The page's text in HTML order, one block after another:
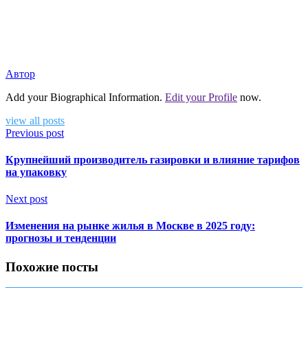
Автор
Add your Biographical Information. Edit your Profile now.
view all posts
Previous post
Крупнейший производитель газировки и влияние тарифов
на упаковку
Next post
Изменения на рынке жилья в Москве в 2025 году:
прогнозы и тенденции
Похожие посты